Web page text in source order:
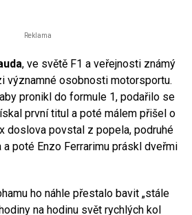
Reklama
, ve světě F1 a veřejnosti známý
významné osobnosti motorsportu.
pronikl do formule 1, podařilo se
první titul a poté málem přišel o
doslova povstal z popela, podruhé
poté Enzo Ferrarimu práskl dveřmi
ho náhle přestalo bavit „stále
na hodinu svět rychlých kol